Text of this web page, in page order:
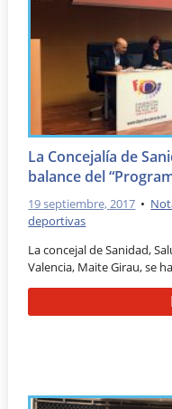
La Concejalía de
balance del
19 septiembre, 2017 •
deportivas
La concejal de Sanidad,
Valencia, Maite Girau, se